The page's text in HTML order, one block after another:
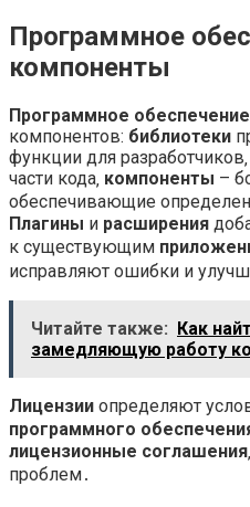
Программное
компоненты
Программное обеспечение
компонентов: библиотеки
функции для разработчиков‚
части кода‚ компоненты –
обеспечивающие
Плагины и расширения
к существующим
исправляют ошибки и
Читайте также:
Как
замедляющую работу
Лицензии определяют
программного
лицензионные соглашения
проблем․